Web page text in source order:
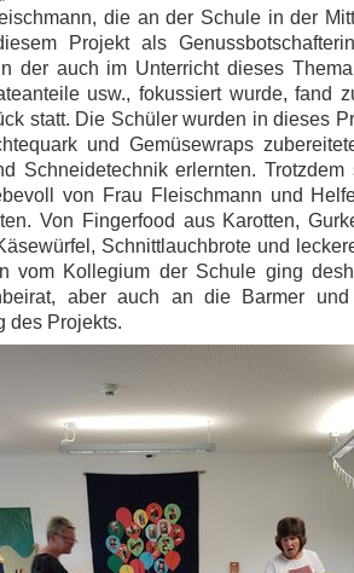
die an der Schule in der
Projekt als
der auch im Unterricht dieses
usw., fokussiert wurde, fand
statt. Die Schüler wurden in dieses
und Gemüsewraps
Schneidetechnik erlernten.
von Frau Fleischmann und
Von Fingerfood aus Karotten,
Schnittlauchbrote und
vom Kollegium der Schule ging
aber auch an die Barmer
des Projekts.